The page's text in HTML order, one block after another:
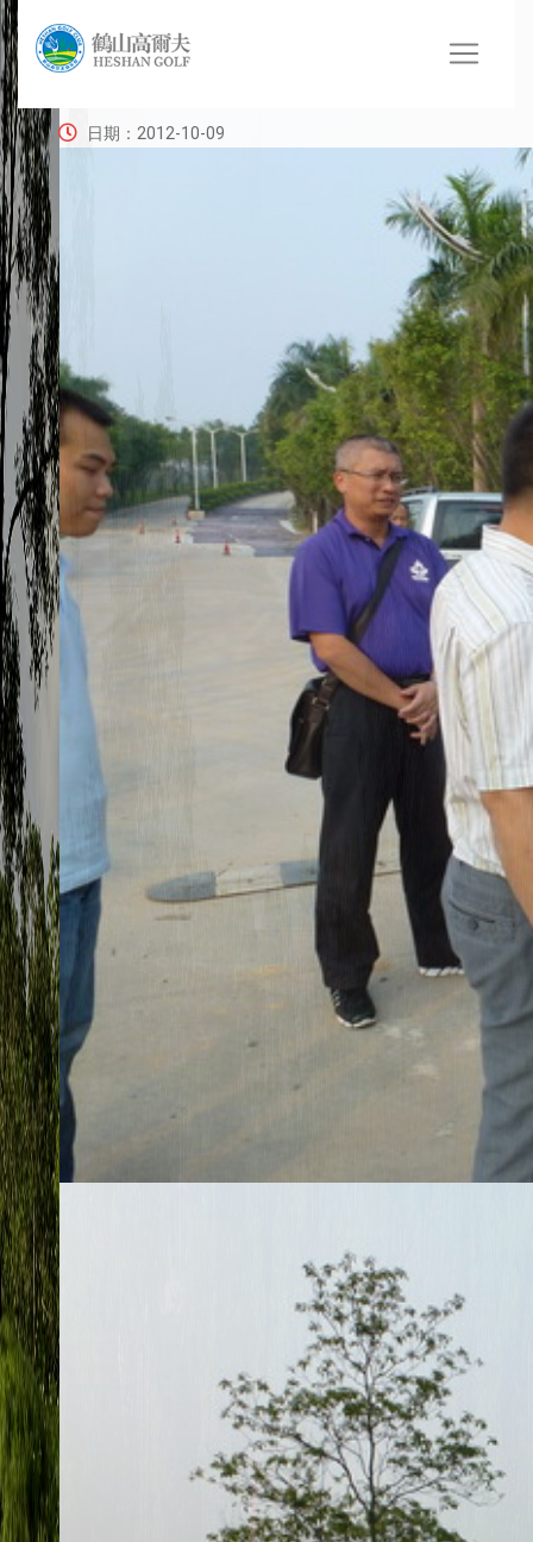
江门党校访问球会
日期：2012-10-09